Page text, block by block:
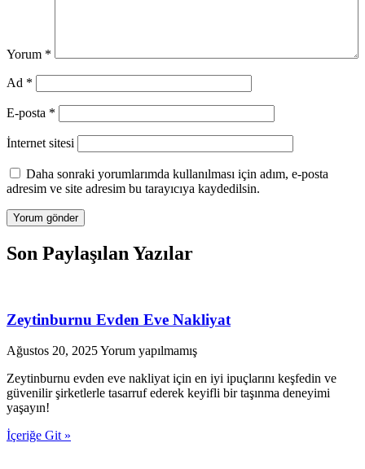
Yorum *
Ad *
E-posta *
İnternet sitesi
Daha sonraki yorumlarımda kullanılması için adım, e-posta
adresim ve site adresim bu tarayıcıya kaydedilsin.
Son Paylaşılan Yazılar
Zeytinburnu Evden Eve Nakliyat
Ağustos 20, 2025Yorum yapılmamış
Zeytinburnu evden eve nakliyat için en iyi ipuçlarını keşfedin ve
güvenilir şirketlerle tasarruf ederek keyifli bir taşınma deneyimi
yaşayın!
İçeriğe Git »